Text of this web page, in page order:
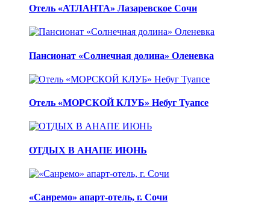
Отель «АТЛАНТА» Лазаревское Сочи
Пансионат «Солнечная долина» Оленевка
Отель «МОРСКОЙ КЛУБ» Небуг Туапсе
ОТДЫХ В АНАПЕ ИЮНЬ
«Санремо» апарт-отель, г. Сочи